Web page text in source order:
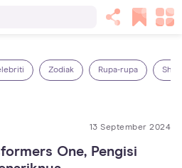
Zodiak Rupa-rupa
13 September 2024
One, Pengisi